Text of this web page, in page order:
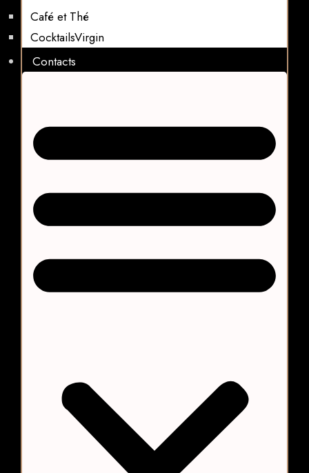
Café et Thé
CocktailsVirgin​
Contacts